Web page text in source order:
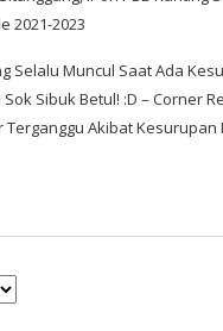
2021-2023
Selalu Muncul Saat Ada
Sibuk Betul! :D – Corner
Terganggu Akibat Kesurupan